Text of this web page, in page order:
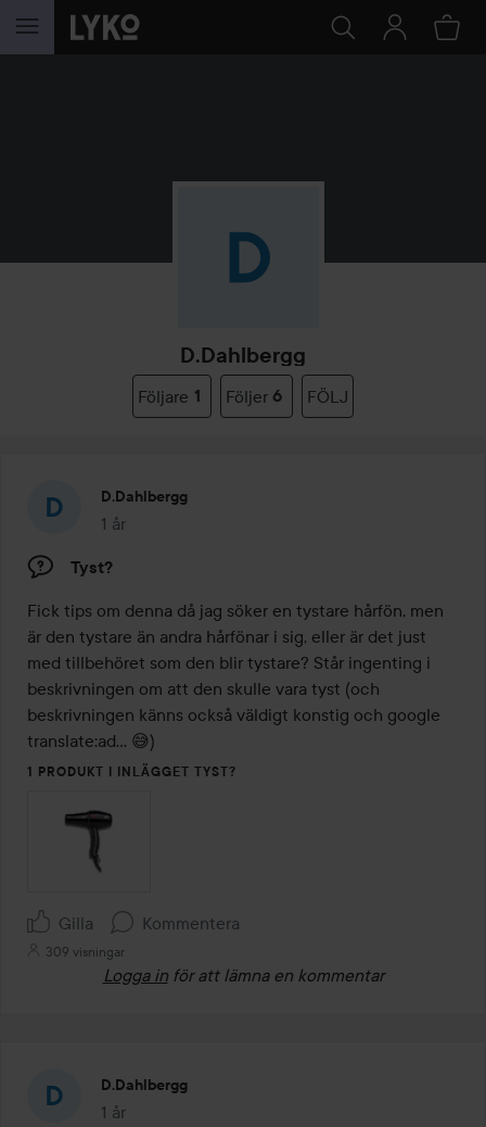
HOPPA TILL INNEHÅLLET
D.dahlbergg
Följare 1 Följer 6 FÖLJ
D.dahlbergg
1 år
Inlägget skapades 1 år
Tyst?
Fick tips om denna då jag söker en tystare hårfön, men
är den tystare än andra hårfönar i sig, eller är det just
med tillbehöret som den blir tystare? Står ingenting i
beskrivningen om att den skulle vara tyst (och
beskrivningen känns också väldigt konstig och google
translate:ad… 😅)
1 PRODUKT I INLÄGGET TYST?
Gilla Kommentera
309 visningar
Logga in för att lämna en kommentar
D.dahlbergg
1 år
Inlägget skapades 1 år